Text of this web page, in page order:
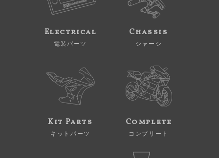
Electrical
電装パーツ
Chassis
シャーシ
Kit Parts
キットパーツ
Complete
コンプリート